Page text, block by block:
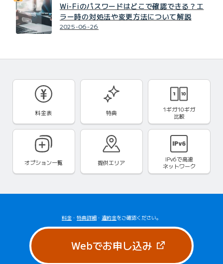
Wi-Fiのパスワードはどこで確認できる？エ
ラー時の対処法や変更方法について解説
2025-06-26
料金表 特典
1ギガ10ギガ
比較
オプション一覧 提供エリア IPv6で高速
ネットワーク
料金 ・ 特典詳細 ・ 違約金をご確認ください。
Webでお申し込み（新しいタブ